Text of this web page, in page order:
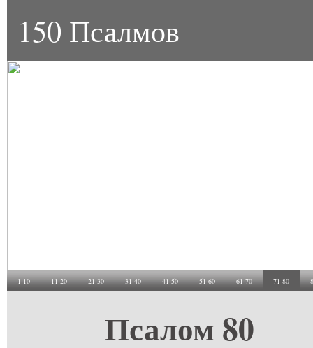
150 Псалмов
1-10 11-20 21-30 31-40 41-50 51-60 61-70 71-80
Псалом 80